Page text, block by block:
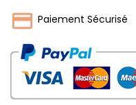
Paiement Sécurisé